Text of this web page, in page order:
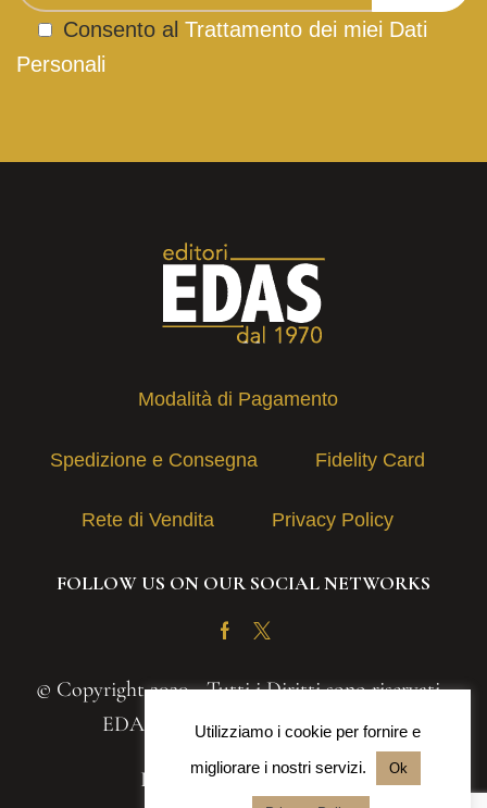
Consento al Trattamento dei miei Dati
Personali
Modalità di Pagamento
Spedizione e Consegna Fidelity Card
Rete di Vendita Privacy Policy
FOLLOW US ON OUR SOCIAL NETWORKS
Facebook
Twitter
© Copyright 2020 - Tutti i Diritti sono riservati -
EDAS S.A.S. | P.IVA 03131030839
Powered byIteranea srl
Utilizziamo i cookie per fornire e
migliorare i nostri servizi.
Ok